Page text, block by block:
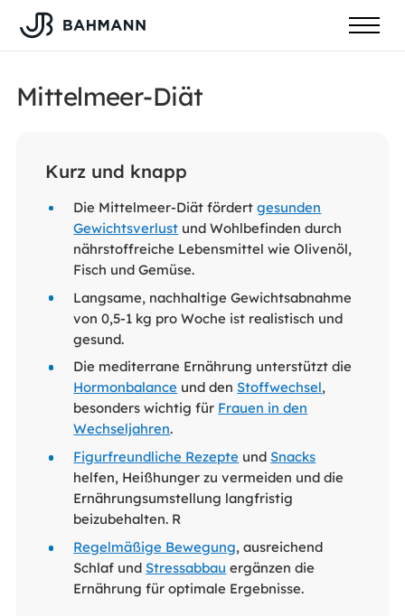
Mittelmeer-Diät
Kurz und knapp
Die Mittelmeer-Diät fördertgesunden
Gewichtsverlust und Wohlbefinden durch
nährstoffreiche Lebensmittel wie Olivenöl,
Fisch und Gemüse.
Langsame, nachhaltige Gewichtsabnahme
von 0,5-1 kg pro Woche ist realistisch und
gesund.
Die mediterrane Ernährung unterstützt die
Hormonbalance und den Stoffwechsel,
besonders wichtig für Frauen in den
Wechseljahren.
Figurfreundliche Rezepte und Snacks
helfen, Heißhunger zu vermeiden und die
Ernährungsumstellung langfristig
beizubehalten. R
Regelmäßige Bewegung, ausreichend
Schlaf und Stressabbau ergänzen die
Ernährung für optimale Ergebnisse.